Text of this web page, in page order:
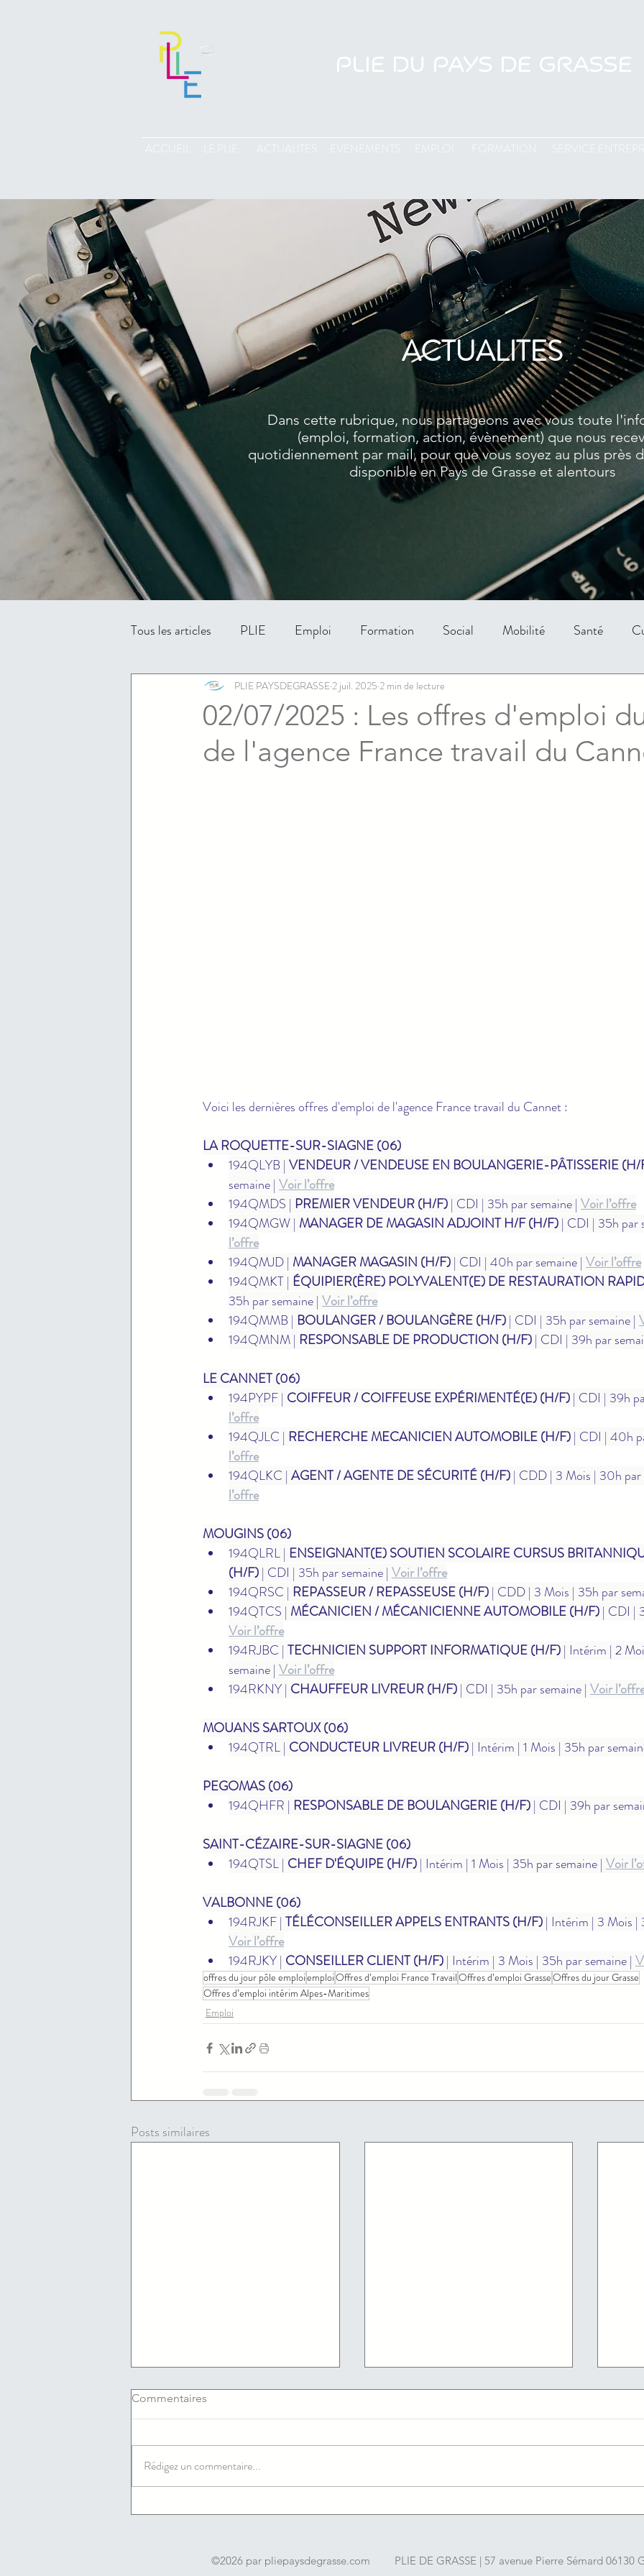
PLIE DU PAYS DE GRASSE
ACTUALITES EVENEMENTS FORMATION SERVICE
ACTUALITES
Dans cette rubrique, nous partageons avec vous toute
(emploi, formation, action, évènement) que nous
quotidiennement par mail, pour que vous soyez au plus près
disponible en Pays de Grasse et alentours
Tous les articles PLIE Emploi Formation Social Mobilité Santé
emploi
02/07/2025 : Les offres d'emploi
de l'agence France travail du
PLIE PAYSDEGRASSE 2 juil. 2025 2 min de lecture
Voici les dernières offres d'emploi de l'agence France travail du Cannet :
LA ROQUETTE-SUR-SIAGNE (06)
194QLYB | VENDEUR / VENDEUSE EN BOULANGERIE-PÂTISSERIE (H/
semaine | Voir l’offre
194QMDS | PREMIER VENDEUR (H/F) | CDI | 35h par semaine | Voir l’offre
194QMGW | MANAGER DE MAGASIN ADJOINT H/F (H/F) | CDI | 35h par
l’offre
194QMJD | MANAGER MAGASIN (H/F) | CDI | 40h par semaine | Voir l’offre
194QMKT | ÉQUIPIER(ÈRE) POLYVALENT(E) DE RESTAURATION
35h par semaine | Voir l’offre
194QMMB | BOULANGER / BOULANGÈRE (H/F) | CDI | 35h par semaine |
194QMNM | RESPONSABLE DE PRODUCTION (H/F) | CDI | 39h par
LE CANNET (06)
194PYPF | COIFFEUR / COIFFEUSE EXPÉRIMENTÉ(E) (H/F) | CDI | 39h
l’offre
194QJLC | RECHERCHE MECANICIEN AUTOMOBILE (H/F) | CDI | 40h
l’offre
194QLKC | AGENT / AGENTE DE SÉCURITÉ (H/F) | CDD | 3 Mois | 30h par
l’offre
MOUGINS (06)
194QLRL | ENSEIGNANT(E) SOUTIEN SCOLAIRE CURSUS
(H/F) | CDI | 35h par semaine | Voir l’offre
194QRSC | REPASSEUR / REPASSEUSE (H/F) | CDD | 3 Mois | 35h par
194QTCS | MÉCANICIEN / MÉCANICIENNE AUTOMOBILE (H/F) | CDI |
Voir l’offre
194RJBC | TECHNICIEN SUPPORT INFORMATIQUE (H/F) | Intérim | 2
semaine | Voir l’offre
194RKNY | CHAUFFEUR LIVREUR (H/F) | CDI | 35h par semaine | Voir
MOUANS SARTOUX (06)
194QTRL | CONDUCTEUR LIVREUR (H/F) | Intérim | 1 Mois | 35h par
PEGOMAS (06)
194QHFR | RESPONSABLE DE BOULANGERIE (H/F) | CDI | 39h par
SAINT-CÉZAIRE-SUR-SIAGNE (06)
194QTSL | CHEF D'ÉQUIPE (H/F) | Intérim | 1 Mois | 35h par semaine | Voir
VALBONNE (06)
194RJKF | TÉLÉCONSEILLER APPELS ENTRANTS (H/F) | Intérim | 3 Mois |
Voir l’offre
194RJKY | CONSEILLER CLIENT (H/F) | Intérim | 3 Mois | 35h par semaine |
offres du jour pôle emploiemploiOffres d’emploi France TravailOffres d’emploi GrasseOffres du jour Grasse
Offres d’emploi intérim Alpes-Maritimes
Emploi
Posts similaires
Commentaires
Rédigez un commentaire...
PLIE DE GRASSE | 57 avenue Pierre Sémard 06130
©2026 par pliepaysdegrasse.com